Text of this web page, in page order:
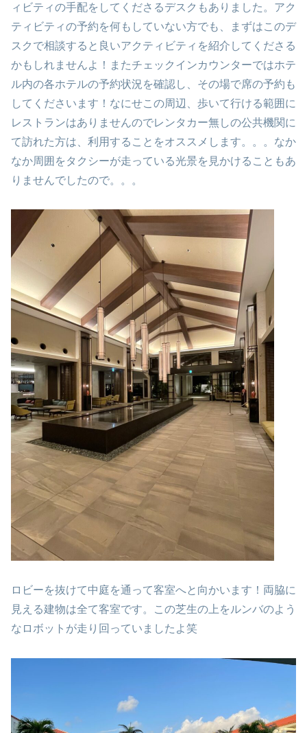
ィビティの手配をしてくださるデスクもありました。アク
ティビティの予約を何もしていない方でも、まずはこのデ
スクで相談すると良いアクティビティを紹介してくださる
かもしれませんよ！またチェックインカウンターではホテ
ル内の各ホテルの予約状況を確認し、その場で席の予約も
してくださいます！なにせこの周辺、歩いて行ける範囲に
レストランはありませんのでレンタカー無しの公共機関に
て訪れた方は、利用することをオススメします。。。なか
なか周囲をタクシーが走っている光景を見かけることもあ
りませんでしたので。。。
ロビーを抜けて中庭を通って客室へと向かいます！両脇に
見える建物は全て客室です。この芝生の上をルンバのよう
なロボットが走り回っていましたよ笑